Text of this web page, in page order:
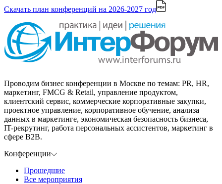
Скачать план конференций на 2026-2027 год
Проводим бизнес конференции в Москве по темам: PR, HR,
маркетинг, FMCG & Retail, управление продуктом,
клиентский сервис, коммерческие корпоративные закупки,
проектное управление, корпоративное обучение, анализа
данных в маркетинге, экономическая безопасность бизнеса,
IT-рекрутинг, работа персональных ассистентов, маркетинг в
сфере B2B.
Конференции
Прошедшие
Все мероприятия